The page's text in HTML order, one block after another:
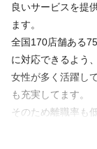
◆営業時間に合わ
ません♪
◆予約状況によっ
休日
未経験でも安心し
研修はもちろん営
ももちろん出ます
東京に研修センタ
しいただいており
ちり研修させてい
良いサービスを提
ます。
全国170店舗ある
に対応できるよう
女性が多く活躍し
も充実してます。
そのため離職率も